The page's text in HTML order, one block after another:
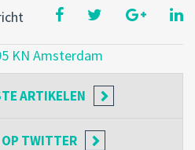
KN Amsterdam
ARTIKELEN
TWITTER